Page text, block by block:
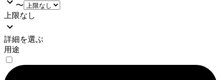
〜
上限なし
詳細を選ぶ
用途